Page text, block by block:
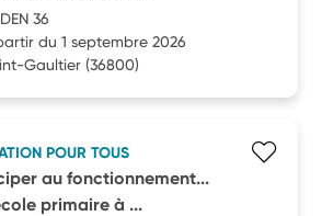
36
du 1 septembre 2026
Gaultier (36800)
POUR TOUS
au fonctionnement...
primaire à ...